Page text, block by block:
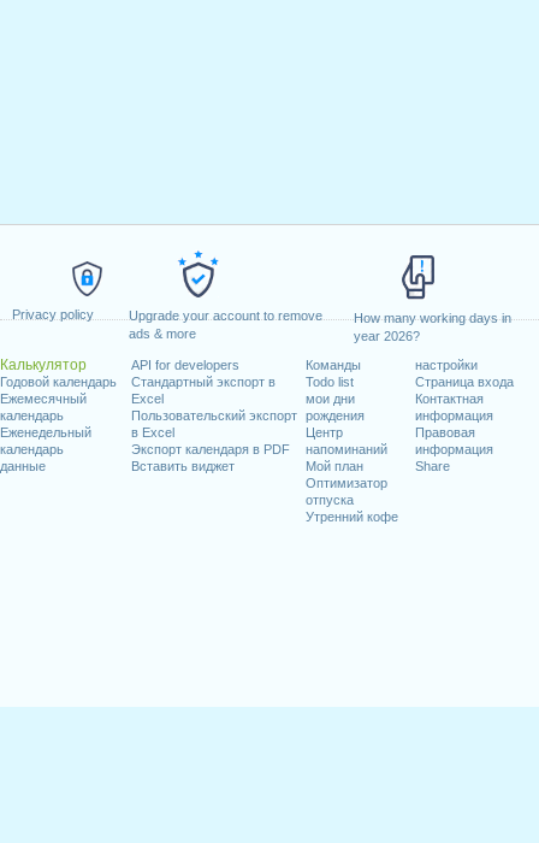
Privacy policy
Upgrade your account to remove
ads & more
How many working days in
year 2026?
Калькулятор
Годовой календарь
Ежемесячный
календарь
Еженедельный
календарь
данные
API for developers
Стандартный экспорт в
Excel
Пользовательский экспорт
в Excel
Экспорт календаря в PDF
Вставить виджет
Команды
Todo list
мои дни
рождения
Центр
напоминаний
Мой план
Оптимизатор
отпуска
Утренний кофе
настройки
Страница входа
Контактная
информация
Правовая
информация
Share